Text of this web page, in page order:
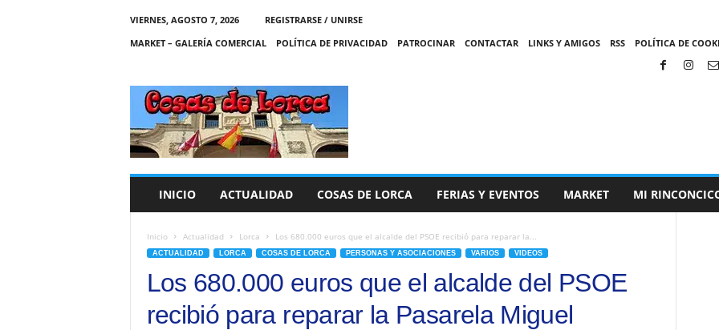
VIERNES, AGOSTO 7, 2026
REGISTRARSE / UNIRSE
MARKET – GALERÍA COMERCIAL
POLÍTICA DE PRIVACIDAD PATROCINAR CONTACTAR LINKS Y AMIGOS RSS POLÍTICA DE
C
A
S
INICIO ACTUALIDAD COSAS DE LORCA FERIAS Y EVENTOS MARKET MI
Inicio Actualidad Lorca Los 680.000 euros que el alcalde del PSOE recibió para reparar la...
ACTUALIDAD LORCA COSAS DE LORCA PERSONAS Y ASOCIACIONES VARIOS VIDEOS
Los 680.000 euros que el alcalde del PSOE
recibió para reparar la Pasarela Miguel